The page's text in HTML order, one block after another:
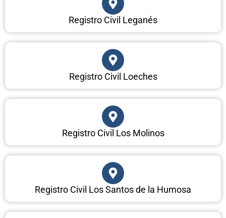
Registro Civil Leganés
Registro Civil Loeches
Registro Civil Los Molinos
Registro Civil Los Santos de la Humosa